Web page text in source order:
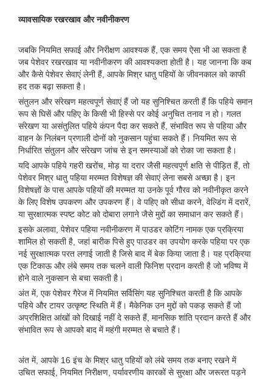
व्यावसायिक रखरखाव और नवीनीकरण
जबकि नियमित सफाई और निरीक्षण आवश्यक हैं, एक समय ऐसा भी आ सकता है
जब पेशेवर रखरखाव या नवीनीकरण की आवश्यकता होती है। यह जानना कि कब
और कैसे पेशेवर सेवाएं लेनी हैं, आपके मिश्र धातु पहियों के जीवनकाल को काफी
हद तक बढ़ा सकता है।
संतुलन और संरेखण महत्वपूर्ण सेवाएं हैं जो यह सुनिश्चित करती हैं कि पहिये समान
रूप से घिसें और पहिए के किसी भी हिस्से पर कोई अनुचित तनाव न हो। गलत
संरेखण या असंतुलित पहिये कंपन पैदा कर सकते हैं, संभावित रूप से पहिया और
वाहन के निलंबन प्रणाली दोनों को नुकसान पहुंचा सकते हैं। नियमित रूप से
निर्धारित संतुलन और संरेखण जांच से इन समस्याओं को रोका जा सकता है।
यदि आपके पहिये गहरी खरोंच, मोड़ या दरार जैसी महत्वपूर्ण क्षति से पीड़ित हैं, तो
पेशेवर मिश्र धातु पहिया मरम्मत विशेषज्ञ की सेवाएं लेना सबसे अच्छा है। इन
विशेषज्ञों के पास आपके पहियों की मरम्मत या उनके पूर्व गौरव को नवीनीकृत करने
के लिए विशेष उपकरण और उपकरण हैं। वे पहिए को सीधा करने, वेल्डिंग में दरारें,
या सुरक्षात्मक स्पष्ट कोट को दोबारा लगाने जैसे मुद्दों का समाधान कर सकते हैं।
इसके अलावा, पेशेवर पहिया नवीनीकरण में पाउडर कोटिंग नामक एक प्रक्रिया
शामिल हो सकती है, जहां बारीक पिसे हुए पाउडर का उपयोग करके पहिया पर एक
नई सुरक्षात्मक परत लगाई जाती है जिसे बाद में बेक किया जाता है। यह प्रक्रिया
एक टिकाऊ और लंबे समय तक चलने वाली फिनिश प्रदान करती है जो भविष्य में
होने वाले नुकसान से बचा सकती है।
अंत में, एक पेशेवर गैरेज में नियमित सर्विसिंग यह सुनिश्चित करती है कि आपके
पहिये और टायर उत्कृष्ट स्थिति में हैं। मैकेनिक उन मुद्दों को पकड़ सकते हैं जो
अप्रशिक्षित आंखों को दिखाई नहीं दे सकते हैं, मानसिक शांति प्रदान करते हैं और
संभावित रूप से आपको बाद में महंगी मरम्मत से बचाते हैं।
अंत में, आपके 16 इंच के मिश्र धातु पहियों को लंबे समय तक बनाए रखने में
उचित सफाई, नियमित निरीक्षण, पर्यावरणीय कारकों से सुरक्षा और जरूरत पड़ने